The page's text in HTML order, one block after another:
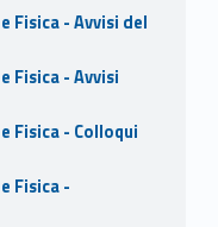
Fisica - Avvisi del
Fisica - Avvisi
Fisica - Colloqui
Fisica -